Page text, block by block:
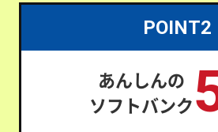
POINT2
あんしんの
ソフトバンク